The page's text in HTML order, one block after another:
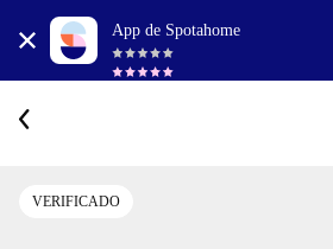
App de Spotahome
VERIFICADO